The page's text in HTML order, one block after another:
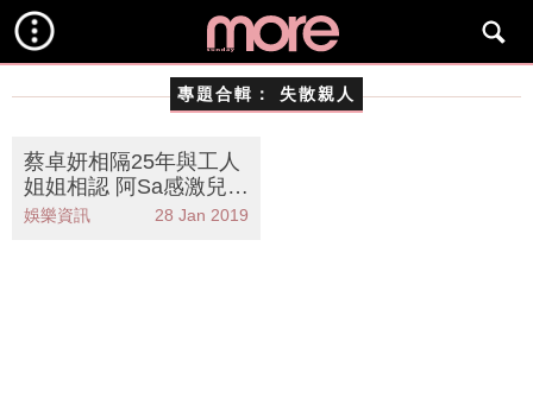
專題合輯： 失散親人
蔡卓妍相隔25年與工人
姐姐相認 阿Sa感激兒時
照顧之恩
娛樂資訊 28 Jan 2019